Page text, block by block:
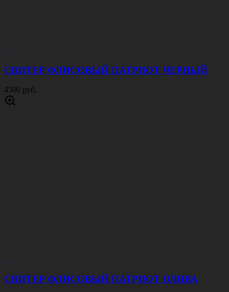
СВИТЕР ФЛИСОВЫЙ ПАТРИОТ ЧЕРНЫЙ
4500 руб.
СВИТЕР ФЛИСОВЫЙ ПАТРИОТ ОЛИВА